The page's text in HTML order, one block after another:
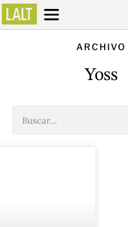
ARCHIVO
Yoss